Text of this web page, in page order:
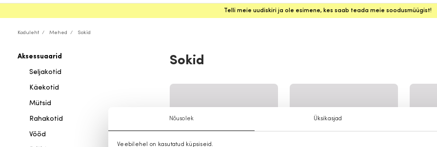
Nõusolek Üksikasjad
Veebilehel on kasutatud küpsiseid.
Telli meie uudiskiri ja ole esimene, kes saab teada meie soodusmüügist!
Koduleht Mehed Sokid
Aksessuaarid
Seljakotid
Käekotid
Mütsid
Rahakotid
Vööd
Sokid